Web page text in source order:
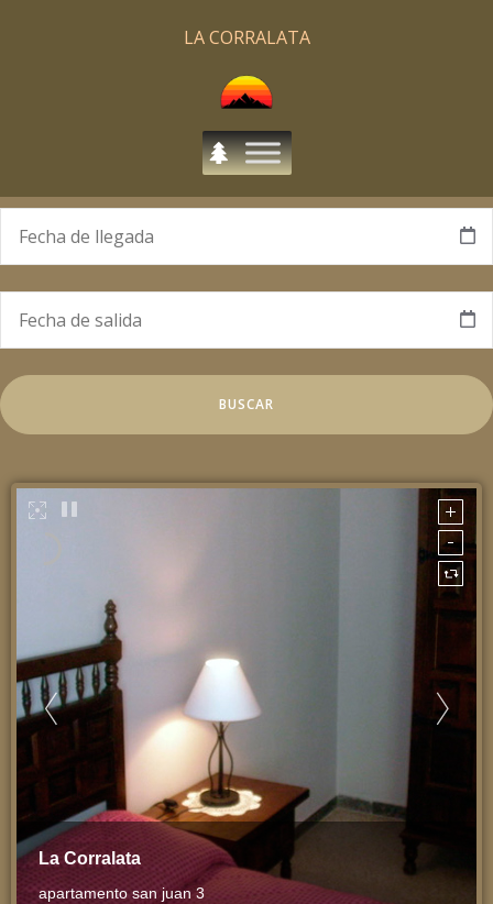
LA CORRALATA
La Corralata
apartamento san juan 3